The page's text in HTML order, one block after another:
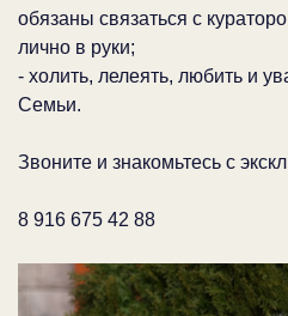
обязаны связаться с
лично в руки;
- холить, лелеять, любить и
Семьи.
Звоните и знакомьтесь с
8 916 675 42 88